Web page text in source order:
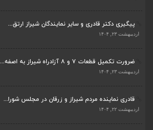
پیگیری دکتر قادری و سایر نمایندگان شیراز ارتق...
اردیبهشت ۲۳, ۱۴۰۴
ضرورت تکمیل قطعات ۷ و ۸ آزادراه شیراز به اصفه...
اردیبهشت ۲۳, ۱۴۰۴
قادری نماینده مردم شیراز و زرقان در مجلس شورا...
اردیبهشت ۲۲, ۱۴۰۴
بررسی چالش‌های آبرسانی در شیراز و زرقان در جل...
جلسه اعضای شورای بخش مرکزی شیراز با دفتر دکتر...
پیگیری دکتر قادری و سایر نمایندگان شیراز ارتق...